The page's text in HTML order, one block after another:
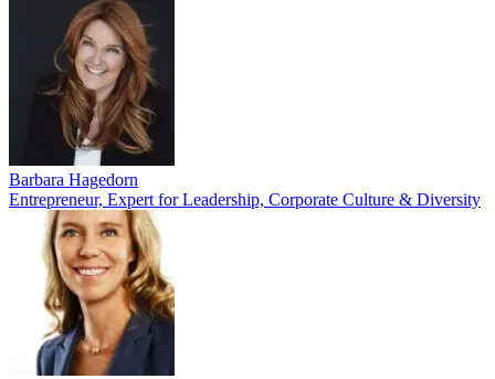
Barbara Hagedorn
Entrepreneur, Expert for Leadership, Corporate Culture & Diversity